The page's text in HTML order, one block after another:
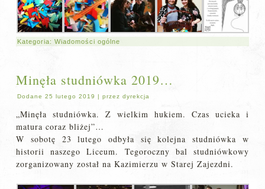
Kategoria:Wiadomości ogólne
Minęła studniówka 2019…
Dodane 25 lutego 2019 |przez dyrekcja
„Minęła studniówka. Z wielkim hukiem. Czas ucieka i
matura coraz bliżej”…
W sobotę 23 lutego odbyła się kolejna studniówka w
historii naszego Liceum. Tegoroczny bal studniówkowy
zorganizowany został na Kazimierzu w Starej Zajezdni.